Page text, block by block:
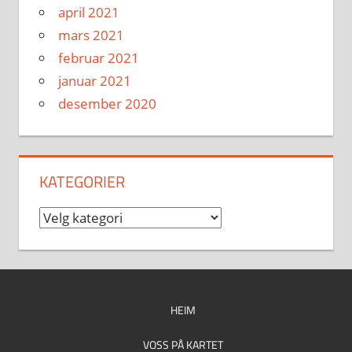
april 2021
mars 2021
februar 2021
januar 2021
desember 2020
KATEGORIER
Kategorier
HEIM
VOSS PÅ KARTET